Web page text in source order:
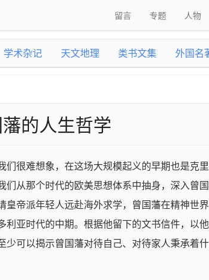
留言 专题 人物
学术杂记 天文地理 类书文集 外国名
的人生哲学
很难想象，在这场大规模起义的早期也是克
从那个时代的欧美思想体系中抽身，深入曾
帝派年轻人远赴海外求学，曾国藩在精神世
亚时代的中期。根据他留下的文书信件，以
可以揭示曾国藩对待自己、对待家人秉承着